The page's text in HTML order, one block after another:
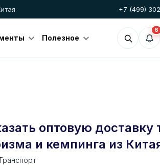
+7 (499)
Полезное
6
оптовую доставку
и кемпинга из